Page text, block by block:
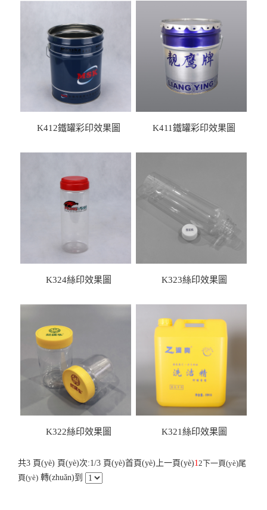
K412鐵罐彩印效果圖 K411鐵罐彩印效果圖
K324絲印效果圖 K323絲印效果圖
K322絲印效果圖 K321絲印效果圖
共3 頁(yè) 頁(yè)次:1/3 頁(yè)首頁(yè) 上一頁(yè)12下一頁(yè)尾
頁(yè) 轉(zhuǎn)到